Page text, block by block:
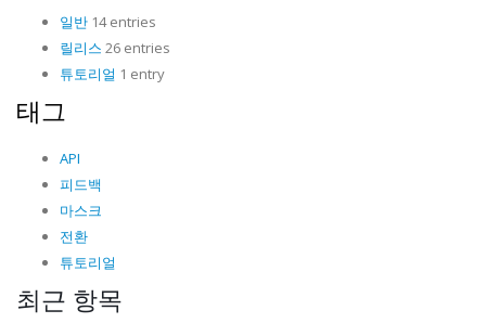
일반 14 entries
릴리스 26 entries
튜토리얼 1 entry
태그
API
피드백
마스크
전환
튜토리얼
최근 항목